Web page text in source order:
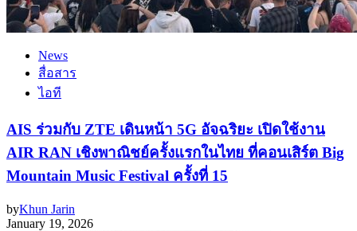
News
สื่อสาร
ไอที
AIS ร่วมกับ ZTE เดินหน้า 5G อัจฉริยะ เปิดใช้งาน
AIR RAN เชิงพาณิชย์ครั้งแรกในไทย ที่คอนเสิร์ต Big
Mountain Music Festival ครั้งที่ 15
byKhun Jarin
January 19, 2026